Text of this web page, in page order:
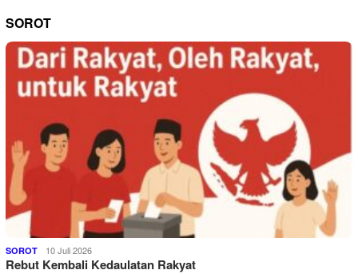
SOROT
SOROT 10 Juli 2026
Rebut Kembali Kedaulatan Rakyat